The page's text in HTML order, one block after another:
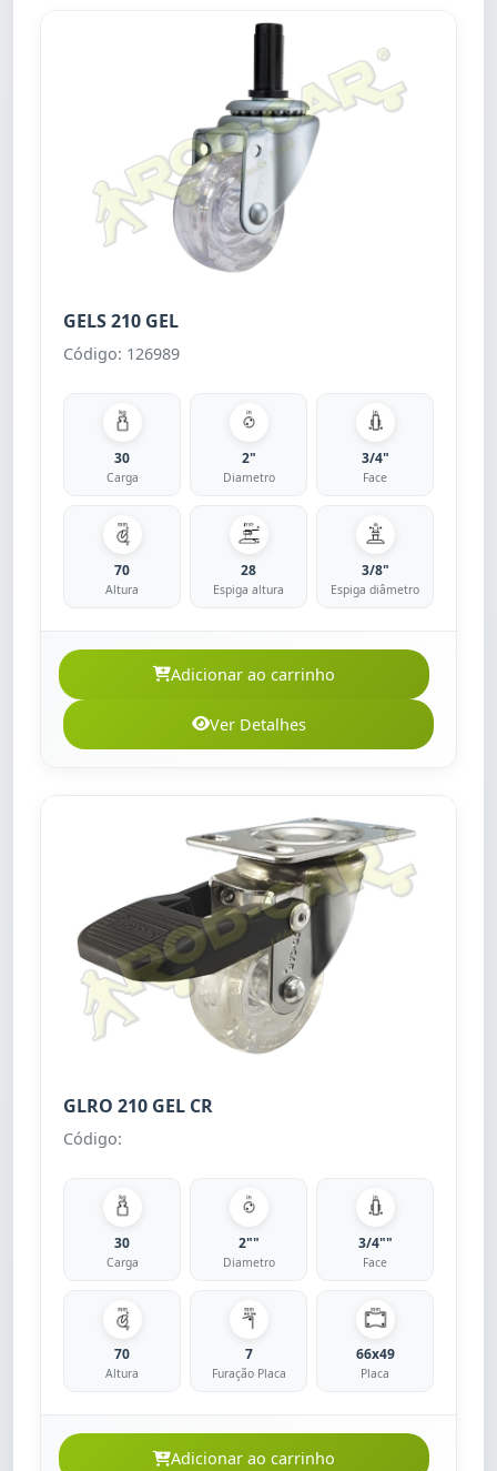
GELS 210 GEL
Código: 126989
30
Carga
2"
Diametro
3/4"
Face
70
Altura
28
Espiga altura
3/8"
Espiga diâmetro
Adicionar ao carrinho
Ver Detalhes
GLRO 210 GEL CR
Código:
30
Carga
2""
Diametro
3/4""
Face
70
Altura
7
Furação Placa
66x49
Placa
Adicionar ao carrinho